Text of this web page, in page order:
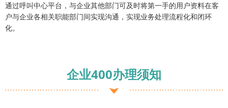
通过呼叫中心平台，与企业其他部门可及时将第一手的用户资料在客
户与企业各相关职能部门间实现沟通，实现业务处理流程化和闭环
化。
企业400办理须知